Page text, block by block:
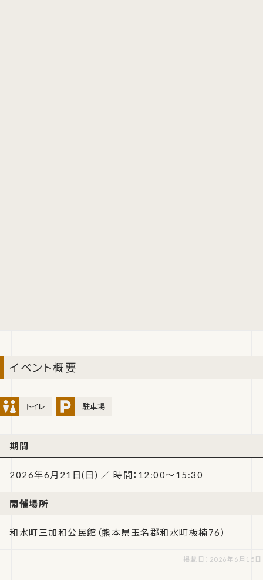
イベント概要
トイレ 駐車場
期間
2026年6月21日(日) ／ 時間：12:00～15:30
開催場所
和水町三加和公民館（熊本県玉名郡和水町板楠76）
掲載日：2026年6月15日